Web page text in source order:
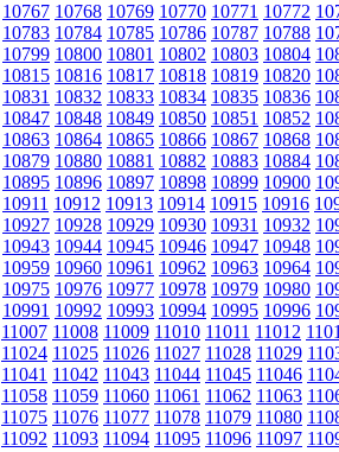
10767 10768 10769 10770 10771 10772
10783 10784 10785 10786 10787 10788
10799 10800 10801 10802 10803 10804
10815 10816 10817 10818 10819 10820
10831 10832 10833 10834 10835 10836
10847 10848 10849 10850 10851 10852
10863 10864 10865 10866 10867 10868
10879 10880 10881 10882 10883 10884
10895 10896 10897 10898 10899 10900
10911 10912 10913 10914 10915 10916
10927 10928 10929 10930 10931 10932
10943 10944 10945 10946 10947 10948
10959 10960 10961 10962 10963 10964
10975 10976 10977 10978 10979 10980
10991 10992 10993 10994 10995 10996
11007 11008 11009 11010 11011 11012
11024 11025 11026 11027 11028 11029
11041 11042 11043 11044 11045 11046
11058 11059 11060 11061 11062 11063
11075 11076 11077 11078 11079 11080
11092 11093 11094 11095 11096 11097